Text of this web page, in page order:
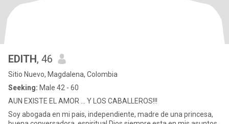
EDITH, 46
Sitio Nuevo, Magdalena, Colombia
Seeking: Male 42 - 60
AUN EXISTE EL AMOR ... Y LOS CABALLEROS!!!
Soy abogada en mi pais, independiente, madre de una princesa,